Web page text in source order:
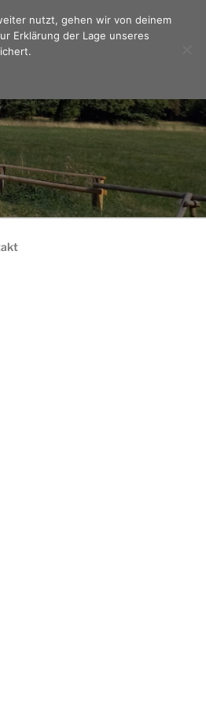
nutzt, gehen wir von deinem
Erklärung der Lage unseres